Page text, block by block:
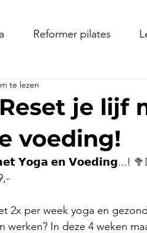
Reformer pilates
je lijf
voeding!
te lezen
𝗬𝗼𝗴𝗮 𝗲𝗻 𝗩𝗼𝗲𝗱𝗶𝗻𝗴...!
2x per week yoga en
werken? In deze 4 weken